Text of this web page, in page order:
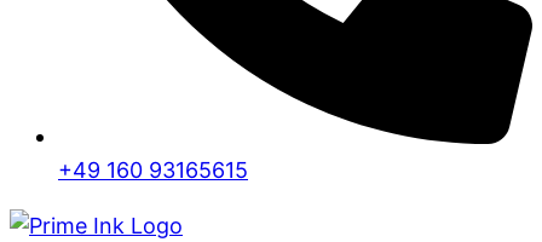
+49 160 93165615